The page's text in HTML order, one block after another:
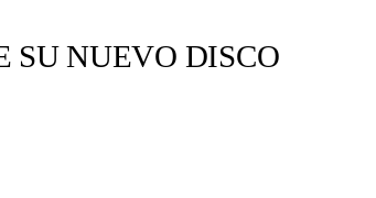
NUEVO DISCO